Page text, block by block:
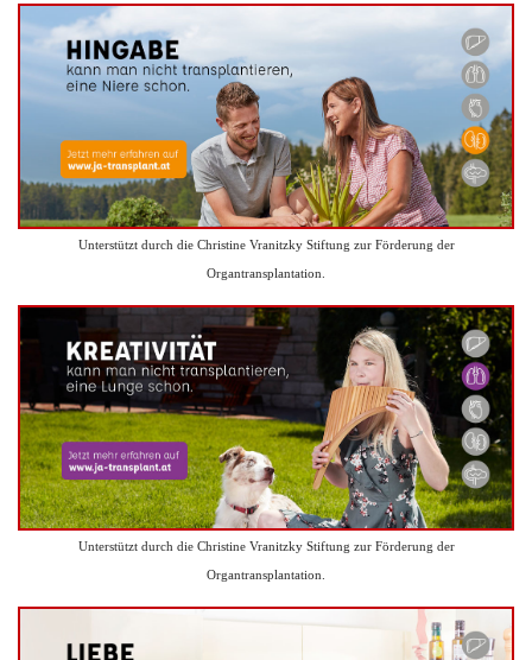
Unterstützt durch die Christine Vranitzky Stiftung zur Förderung der
Organtransplantation.
Unterstützt durch die Christine Vranitzky Stiftung zur Förderung der
Organtransplantation.